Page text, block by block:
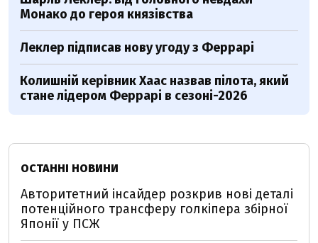
Монако до героя князівства
Леклер підписав нову угоду з Феррарі
Колишній керівник Хаас назвав пілота, який
стане лідером Феррарі в сезоні-2026
ОСТАННІ НОВИНИ
Авторитетний інсайдер розкрив нові деталі
потенційного трансферу голкіпера збірної
Японії у ПСЖ